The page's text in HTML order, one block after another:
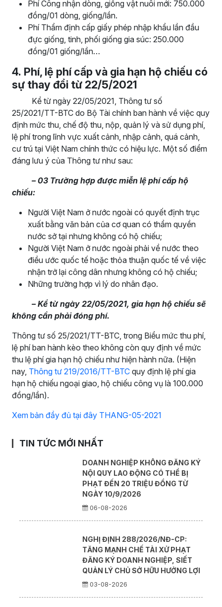
Phí Công nhận dòng, giống vật nuôi mới: 750.000
đồng/01 dòng, giống/lần.
Phí Thẩm định cấp giấy phép nhập khẩu lần đầu
đực giống, tinh, phối giống gia súc: 250.000
đồng/01 giống/lần…
4. Phí, lệ phí cấp và gia hạn hộ chiếu có
sự thay đổi từ 22/5/2021
Kể từ ngày 22/05/2021, Thông tư số
25/2021/TT-BTC do Bộ Tài chính ban hành về việc quy
định mức thu, chế độ thu, nộp, quản lý và sử dụng phí,
lệ phí trong lĩnh vực xuất cảnh, nhập cảnh, quá cảnh,
cư trú tại Việt Nam chính thức có hiệu lực. Một số điểm
đáng lưu ý của Thông tư như sau:
– 03 Trường hợp được miễn lệ phí cấp hộ
chiếu:
Người Việt Nam ở nước ngoài có quyết định trục
xuất bằng văn bản của cơ quan có thẩm quyền
nước sở tại nhưng không có hộ chiếu;
Người Việt Nam ở nước ngoài phải về nước theo
điều ước quốc tế hoặc thỏa thuận quốc tế về việc
nhận trở lại công dân nhưng không có hộ chiếu;
Những trường hợp vì lý do nhân đạo.
– Kể từ ngày 22/05/2021, gia hạn hộ chiếu sẽ
không cần phải đóng phí.
Thông tư số 25/2021/TT-BTC, trong Biểu mức thu phí,
lệ phí ban hành kèo theo không còn quy định về mức
thu lệ phí gia hạn hộ chiếu như hiện hành nữa. (Hiện
nay, Thông tư 219/2016/TT-BTC quy định lệ phí gia
hạn hộ chiếu ngoại giao, hộ chiếu công vụ là 100.000
đồng/lần).
Xem bản đầy đủ tại đây THANG-05-2021
TIN TỨC MỚI NHẤT
DOANH NGHIỆP KHÔNG ĐĂNG KÝ
NỘI QUY LAO ĐỘNG CÓ THỂ BỊ
PHẠT ĐẾN 20 TRIỆU ĐỒNG TỪ
NGÀY 10/9/2026
06-08-2026
NGHỊ ĐỊNH 288/2026/NĐ-CP:
TĂNG MẠNH CHẾ TÀI XỬ PHẠT
ĐĂNG KÝ DOANH NGHIỆP, SIẾT
QUẢN LÝ CHỦ SỞ HỮU HƯỞNG LỢI
03-08-2026